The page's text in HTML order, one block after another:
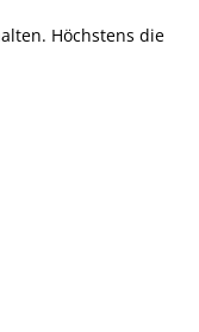
Höchstens die